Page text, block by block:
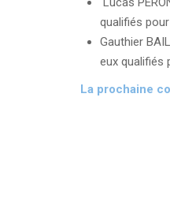
qualifiés
Gauthier
eux qualifiés
La prochaine